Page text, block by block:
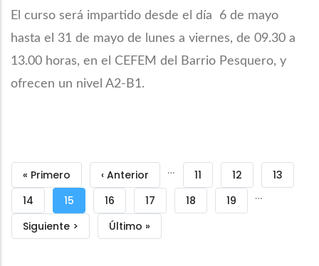
El curso será impartido desde el día 6 de mayo
hasta el 31 de mayo de lunes a viernes, de 09.30 a
13.00 horas, en el CEFEM del Barrio Pesquero, y
ofrecen un nivel A2-B1.
Paginación
Primera
página
« Primero
Página
anterior
‹ Anterior … Página
11 Página
12 Página
13
Página
14
Página
actual
15 Página
16 Página
17 Página
18 Página
19 …
Siguiente
Siguiente >
Última
Último »